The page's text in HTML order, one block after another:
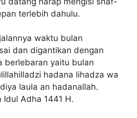
terlebih dahulu.
waktu bulan
dan digantikan dengan
berlebaran yaitu bulan
hadana lihadza wa
laula an hadanallah.
Adha 1441 H.